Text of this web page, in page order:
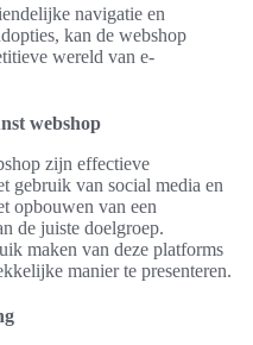
navigatie en
kan de webshop
wereld van e-
webshop
zijn effectieve
gebruik van social media en
opbouwen van een
de juiste doelgroep.
maken van deze platforms
manier te presenteren.